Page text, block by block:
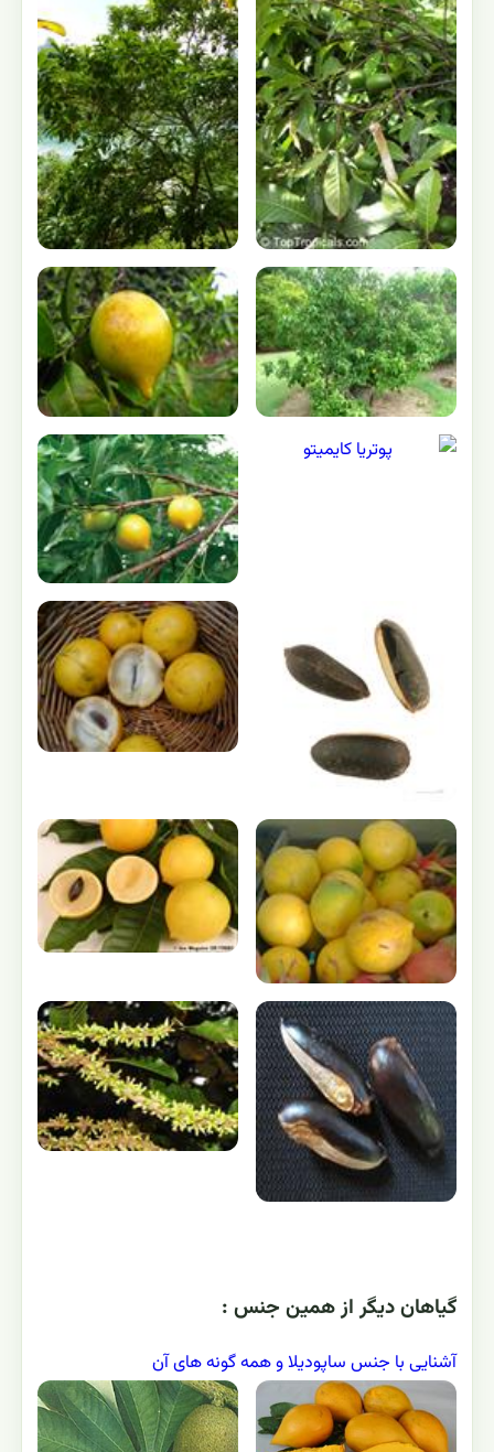
گياهان ديگر از همين جنس :
آشنایی با جنس ساپودیلا و همه گونه های آن